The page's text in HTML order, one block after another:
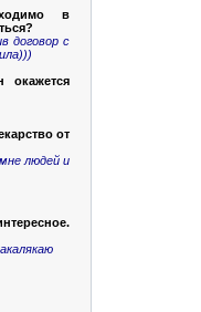
в
договор с
от
людей и